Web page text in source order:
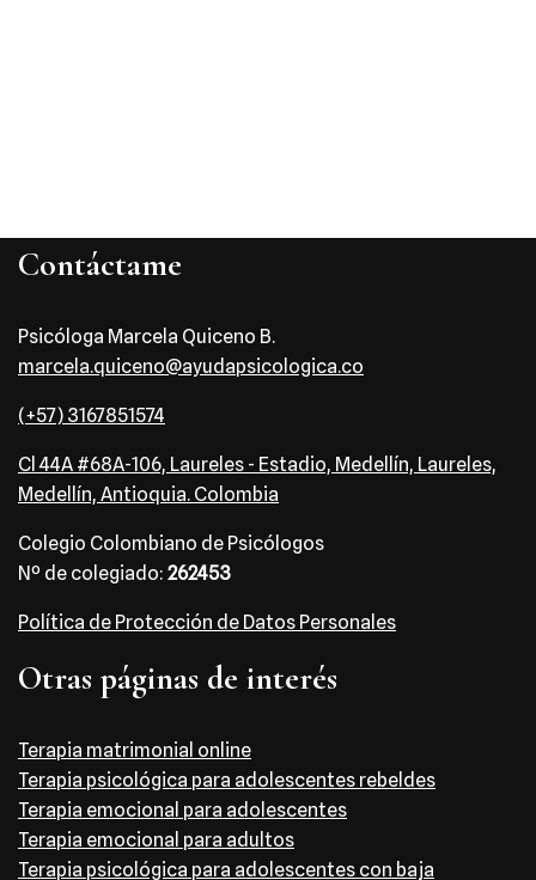
Contáctame
Psicóloga Marcela Quiceno B.
marcela.quiceno@ayudapsicologica.co
(+57) 3167851574
Cl 44A #68A-106, Laureles - Estadio, Medellín, Laureles,
Medellín, Antioquia. Colombia
Colegio Colombiano de Psicólogos
Nº de colegiado: 262453
Política de Protección de Datos Personales
Otras páginas de interés
Terapia matrimonial online
Terapia psicológica para adolescentes rebeldes
Terapia emocional para adolescentes
Terapia emocional para adultos
Terapia psicológica para adolescentes con baja